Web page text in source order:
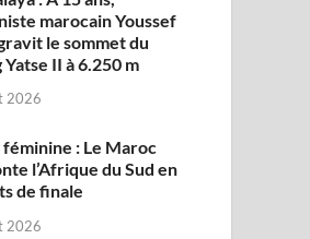
marocain Youssef
le sommet du
Yatse II à 6.250 m
2026
féminine : Le Maroc
l’Afrique du Sud en
de finale
2026